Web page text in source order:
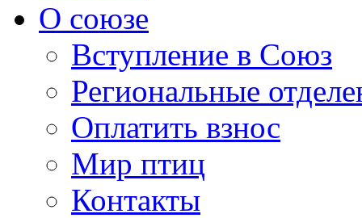
О союзе
Вступление в Союз
Региональные
Оплатить взнос
Мир птиц
Контакты